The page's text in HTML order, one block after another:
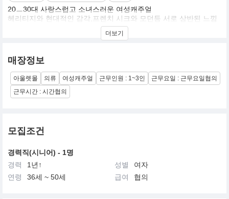
20ㅡ30대 사랑스럽고 소녀스러운 여성캐주얼
헤리티지와 현대적인 감각,프렌치 시크와 모던등 서로 상반된 느낌
전혀 새로운 스타일을 창조하고자 하는 듀얼리즘 바탕으로 한
더보기
매장정보
아울렛몰 의류 여성캐주얼 근무인원 : 1~3인
근무요일 : 근무요일협의
근무시간 : 시간협의
모집조건
경력직(시니어) - 1명
경력
1년↑ 성별
여자
연령
36세 ~ 50세 급여 협의